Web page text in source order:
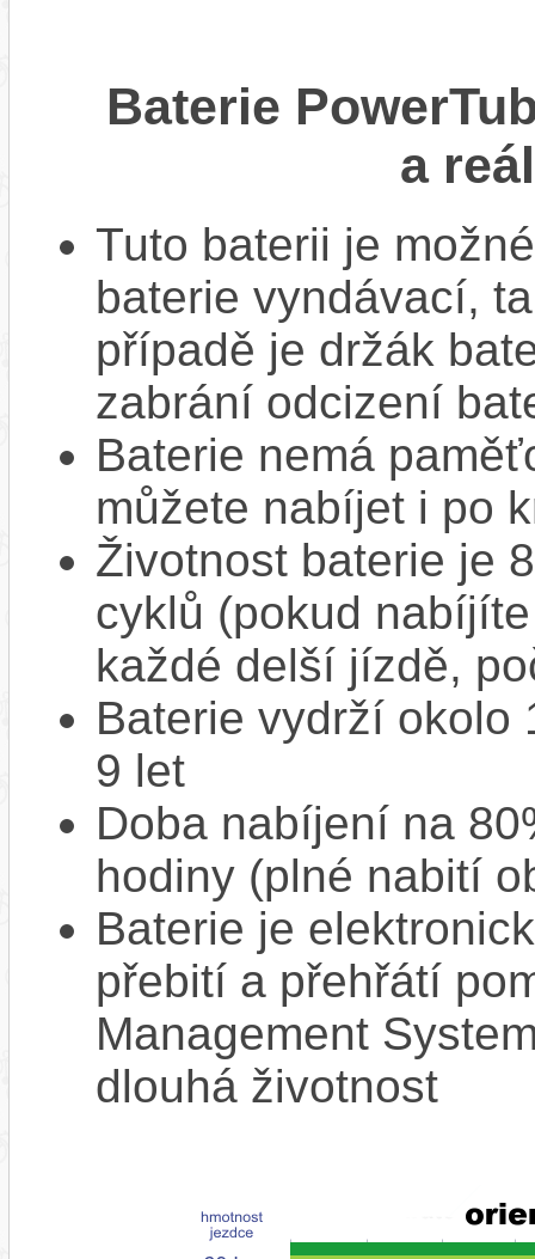
Baterie
a
Tuto baterii je
baterie vyndávací,
případě je držák
zabrání odcizení
Baterie nemá
můžete nabíjet i po
Životnost baterie je
cyklů (pokud
každé delší jízdě,
Baterie vydrží okolo
9 let
Doba nabíjení na
hodiny (plné nabití
Baterie je
přebití a přehřátí
Management
dlouhá životnost